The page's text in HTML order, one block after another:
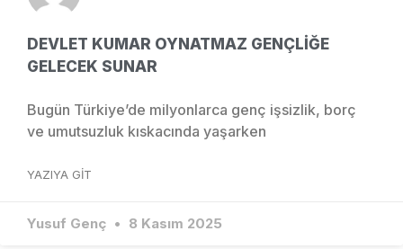
DEVLET KUMAR OYNATMAZ GENÇLİĞE
GELECEK SUNAR
Bugün Türkiye’de milyonlarca genç işsizlik, borç
ve umutsuzluk kıskacında yaşarken
YAZIYA GIT
Yusuf Genç 8 Kasım 2025